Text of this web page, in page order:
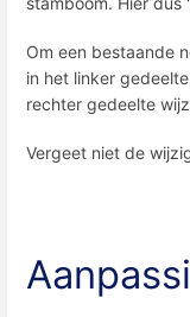
Om een bestaande
in het linker
rechter gedeelte
Vergeet niet de